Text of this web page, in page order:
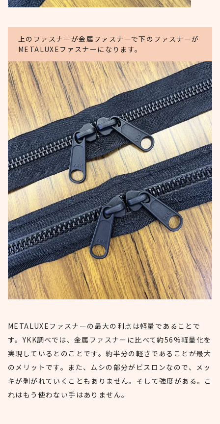
上のファスナーが金属ファスナーで下のファスナーが
METALUXEファスナーになります。
METALUXEファスナーの最大の利点は軽量であることで
す。YKK調べでは、金属ファスナーに比べて約56%軽量化を
実現しているとのことです。約半分の軽さであることが最大
のメリットです。また、ムシの部分がビスロンなので、メッ
キが剥がれていくこともありません。そして強度がある。こ
れはもう使わない手はありません。